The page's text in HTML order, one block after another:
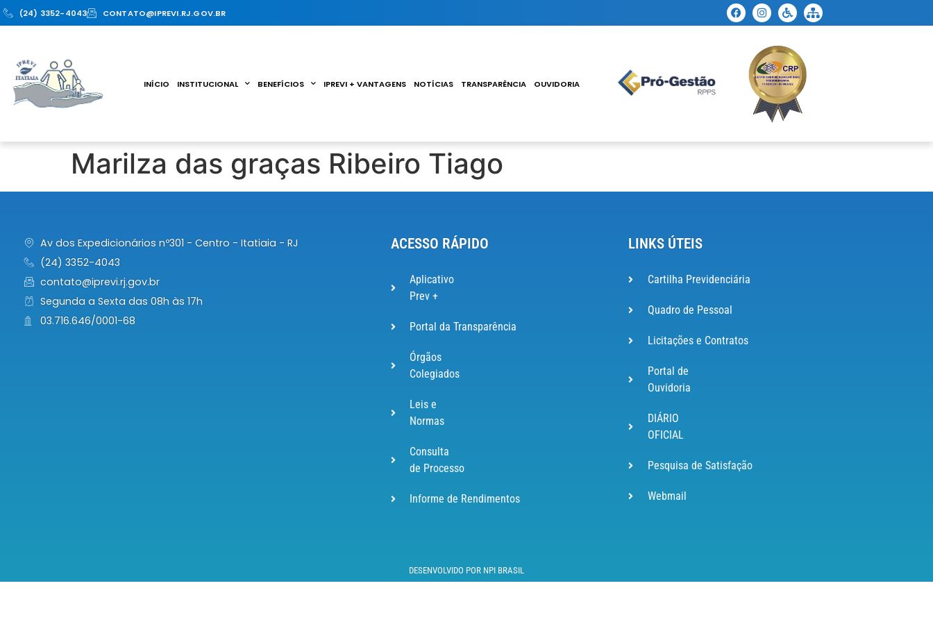
(24) 3352-4043 CONTATO@IPREVI.RJ.GOV.BR
INÍCIO INSTITUCIONAL BENEFÍCIOS IPREVI + VANTAGENS NOTÍCIAS TRANSPARÊNCIA OUVIDORIA
Marilza das graças Ribeiro Tiago
Av dos Expedicionários nº301 - Centro - Itatiaia - RJ
(24) 3352-4043
contato@iprevi.rj.gov.br
Segunda a Sexta das 08h às 17h
03.716.646/0001-68
ACESSO RÁPIDO
Aplicativo
Prev +
Portal da Transparência
Órgãos
Colegiados
Leis e
Normas
Consulta
de Processo
Informe de Rendimentos
LINKS ÚTEIS
Cartilha Previdenciária
Quadro de Pessoal
Licitações e Contratos
Portal de
Ouvidoria
DIÁRIO
OFICIAL
Pesquisa de Satisfação
Webmail
DESENVOLVIDO POR NPI BRASIL